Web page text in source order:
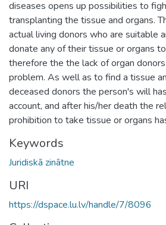
diseases opens up possibilities to
transplanting the tissue and organs.
actual living donors who are suitable
donate any of their tissue or organs
therefore the the lack of organ
problem. As well as to find a tissue
deceased donors the person's will
account, and after his/her death the
prohibition to take tissue or organs
Keywords
Juridiskā zinātne
URI
https://dspace.lu.lv/handle/7/8096